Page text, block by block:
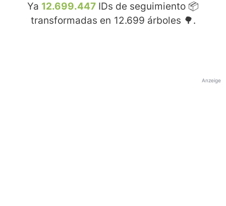
Ya 12.699.447 IDs de seguimiento 📦
transformadas en 12.699 árboles 🌳.
Anzeige